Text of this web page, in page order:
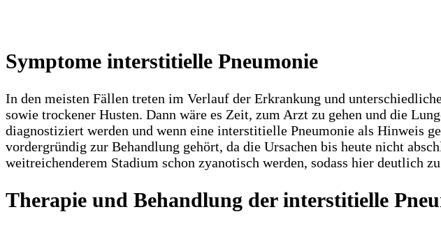
Symptome interstitielle Pneumonie
In den meisten Fällen treten im Verlauf der Erkrankung und
sowie trockener Husten. Dann wäre es Zeit, zum Arzt zu gehen und die
diagnostiziert werden und wenn eine interstitielle Pneumonie als Hinweis
vordergründig zur Behandlung gehört, da die Ursachen bis heute nicht
weitreichenderem Stadium schon zyanotisch werden, sodass hier deutlich
Therapie und Behandlung der interstitielle